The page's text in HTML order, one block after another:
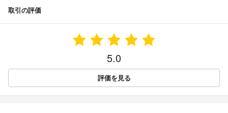
取引の評価
5.0
評価を見る